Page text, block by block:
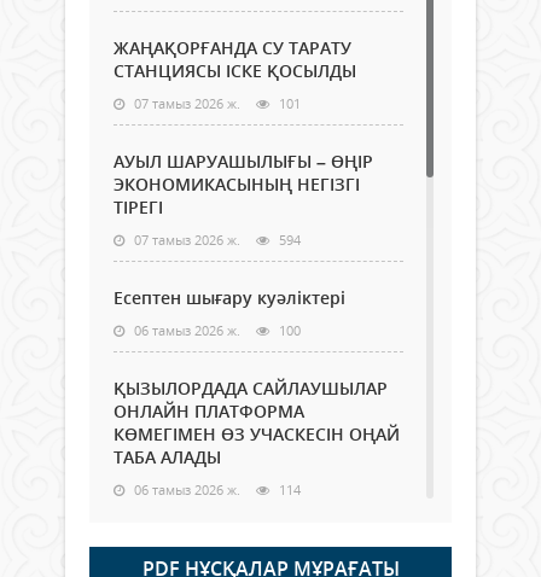
ЖАҢАҚОРҒАНДА СУ ТАРАТУ
СТАНЦИЯСЫ ІСКЕ ҚОСЫЛДЫ
07 тамыз 2026 ж. 101
АУЫЛ ШАРУАШЫЛЫҒЫ – ӨҢІР
ЭКОНОМИКАСЫНЫҢ НЕГІЗГІ
ТІРЕГІ
07 тамыз 2026 ж. 594
Есептен шығару куәліктері
06 тамыз 2026 ж. 100
ҚЫЗЫЛОРДАДА САЙЛАУШЫЛАР
ОНЛАЙН ПЛАТФОРМА
КӨМЕГІМЕН ӨЗ УЧАСКЕСІН ОҢАЙ
ТАБА АЛАДЫ
06 тамыз 2026 ж. 114
Open Air: Қызылорда облысы
полиция департаменті 20
PDF НҰСҚАЛАР МҰРАҒАТЫ